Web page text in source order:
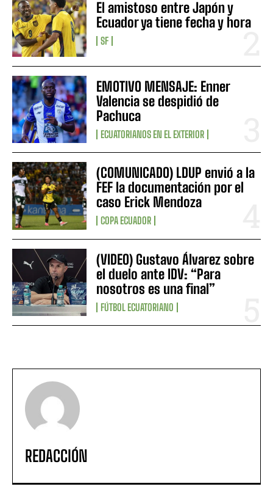
El amistoso entre Japón y
Ecuador ya tiene fecha y hora
SF
EMOTIVO MENSAJE: Enner
Valencia se despidió de
Pachuca
ECUATORIANOS EN EL EXTERIOR
(COMUNICADO) LDUP envió a la
FEF la documentación por el
caso Erick Mendoza
COPA ECUADOR
(VIDEO) Gustavo Álvarez sobre
el duelo ante IDV: “Para
nosotros es una final”
FÚTBOL ECUATORIANO
REDACCIÓN